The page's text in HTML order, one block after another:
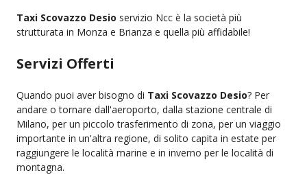
Taxi Scovazzo Desio servizio Ncc è la società più
strutturata in Monza e Brianza e quella più affidabile!
Servizi Offerti
Quando puoi aver bisogno di Taxi Scovazzo Desio? Per
andare o tornare dall'aeroporto, dalla stazione centrale di
Milano, per un piccolo trasferimento di zona, per un viaggio
importante in un'altra regione, di solito capita in estate per
raggiungere le località marine e in inverno per le località di
montagna.